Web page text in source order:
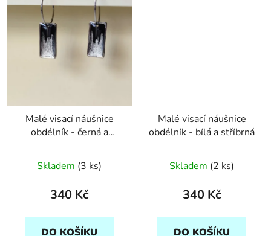
Malé visací náušnice
obdélník - černá a
Skladem (3 ks)
340 Kč
DO KOŠÍKU
Malé visací náušnice
obdélník - bílá a stříbrná
Skladem (2 ks)
340 Kč
DO KOŠÍKU